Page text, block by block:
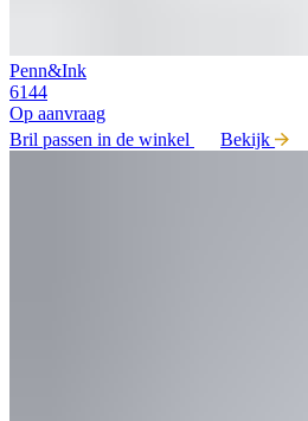
Penn&Ink
6144
Op aanvraag
Bril passen in de winkel
Bekijk